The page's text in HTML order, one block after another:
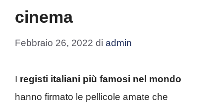
cinema
Febbraio 26, 2022 di admin
I registi italiani più famosi nel mondo
hanno firmato le pellicole amate che